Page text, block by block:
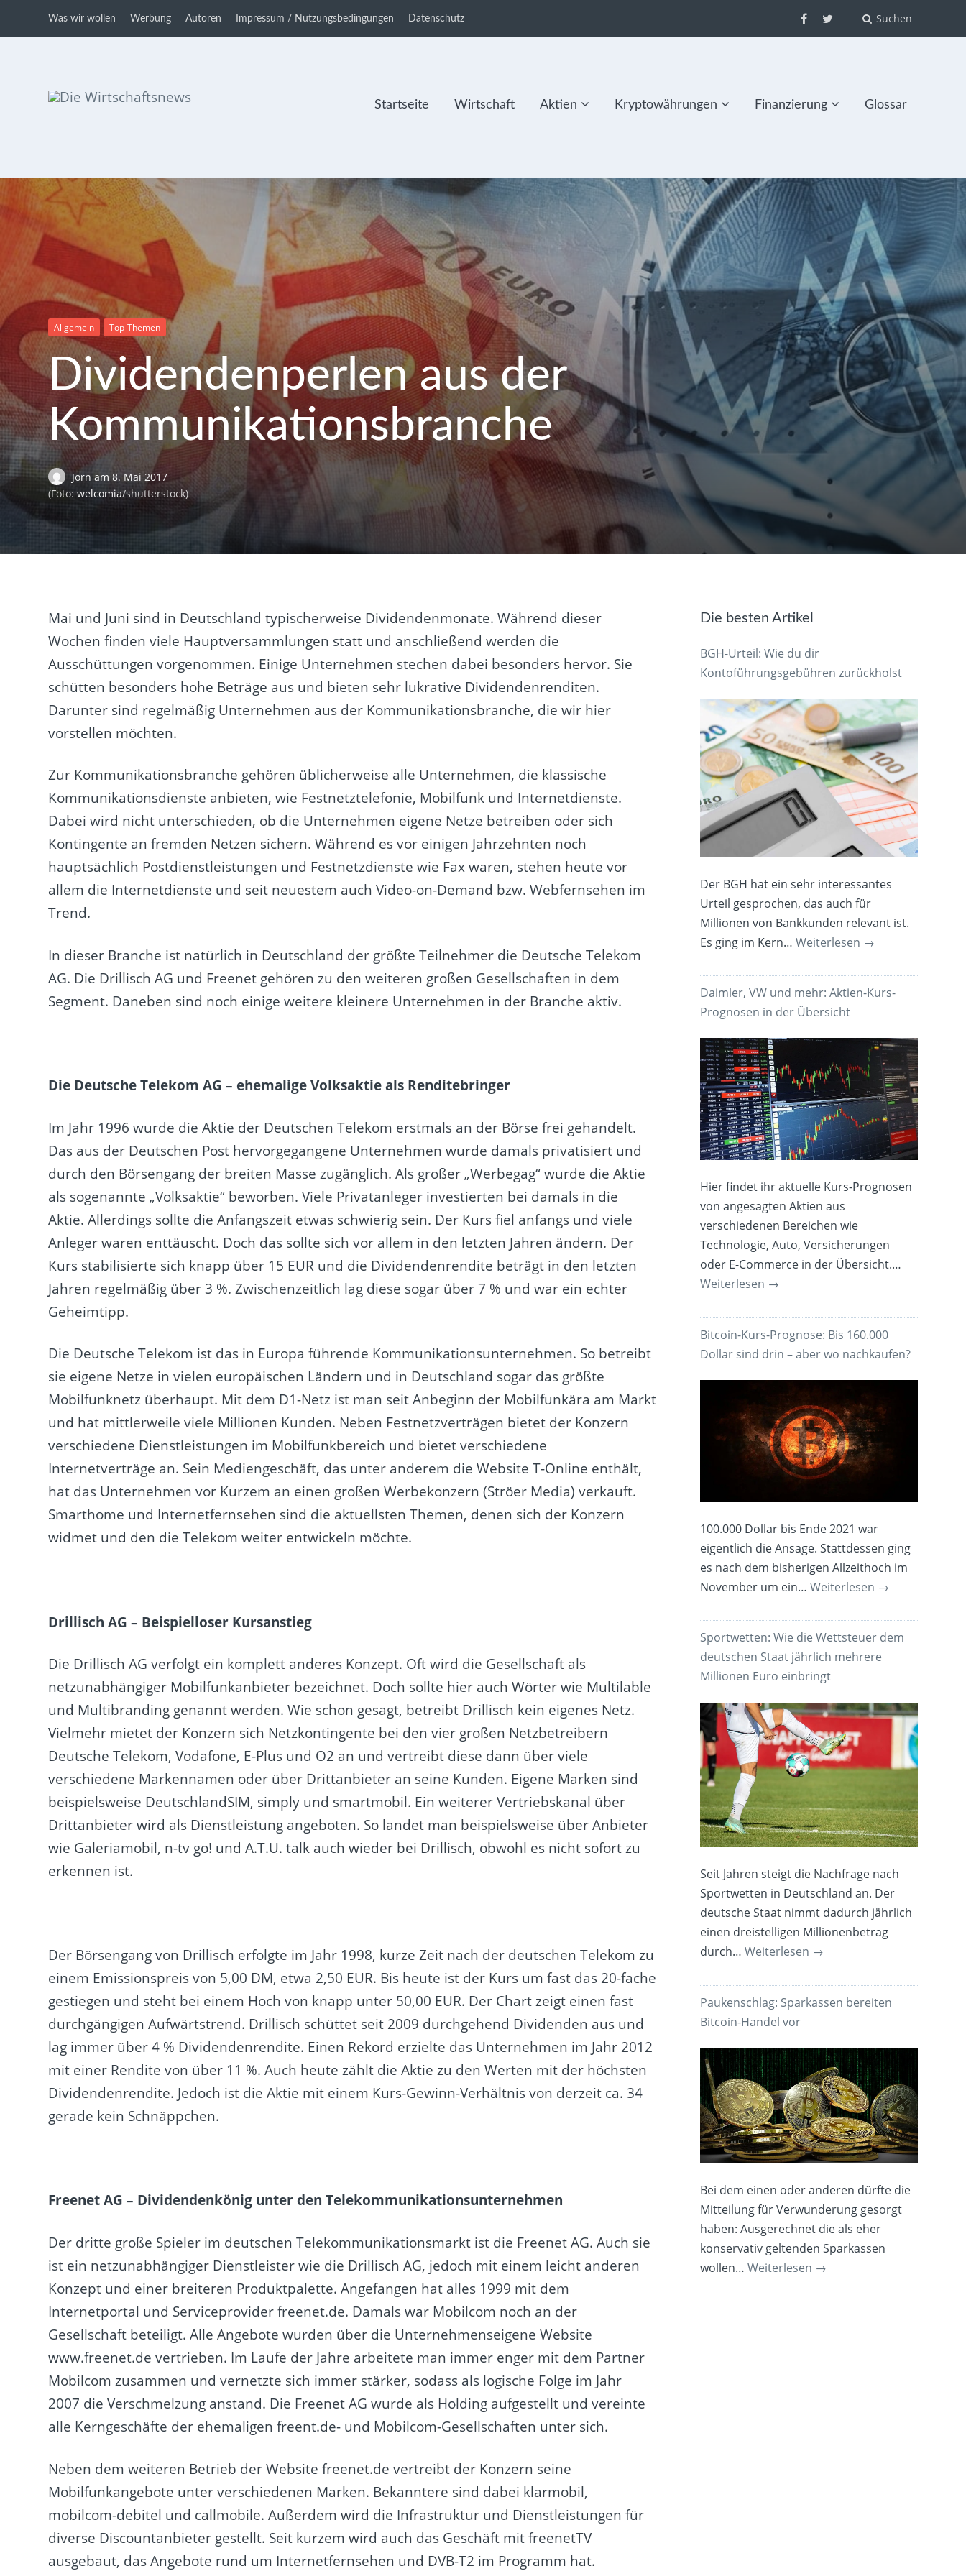
Was wir wollen Werbung Autoren Impressum / Nutzungsbedingungen Datenschutz Suchen
Startseite Wirtschaft Aktien Kryptowährungen Finanzierung Glossar
Allgemein Top-Themen
Dividendenperlen aus der
Kommunikationsbranche
Jörnam 8. Mai 2017
(Foto:welcomia/shutterstock)
Mai und Juni sind in Deutschland typischerweise Dividendenmonate. Während dieser
Wochen finden viele Hauptversammlungen statt und anschließend werden die
Ausschüttungen vorgenommen. Einige Unternehmen stechen dabei besonders hervor. Sie
schütten besonders hohe Beträge aus und bieten sehr lukrative Dividendenrenditen.
Darunter sind regelmäßig Unternehmen aus der Kommunikationsbranche, die wir hier
vorstellen möchten.
Zur Kommunikationsbranche gehören üblicherweise alle Unternehmen, die klassische
Kommunikationsdienste anbieten, wie Festnetztelefonie, Mobilfunk und Internetdienste.
Dabei wird nicht unterschieden, ob die Unternehmen eigene Netze betreiben oder sich
Kontingente an fremden Netzen sichern. Während es vor einigen Jahrzehnten noch
hauptsächlich Postdienstleistungen und Festnetzdienste wie Fax waren, stehen heute vor
allem die Internetdienste und seit neuestem auch Video-on-Demand bzw. Webfernsehen im
Trend.
In dieser Branche ist natürlich in Deutschland der größte Teilnehmer die Deutsche Telekom
AG. Die Drillisch AG und Freenet gehören zu den weiteren großen Gesellschaften in dem
Segment. Daneben sind noch einige weitere kleinere Unternehmen in der Branche aktiv.
Die Deutsche Telekom AG – ehemalige Volksaktie als Renditebringer
Im Jahr 1996 wurde die Aktie der Deutschen Telekom erstmals an der Börse frei gehandelt.
Das aus der Deutschen Post hervorgegangene Unternehmen wurde damals privatisiert und
durch den Börsengang der breiten Masse zugänglich. Als großer „Werbegag“ wurde die Aktie
als sogenannte „Volksaktie“ beworben. Viele Privatanleger investierten bei damals in die
Aktie. Allerdings sollte die Anfangszeit etwas schwierig sein. Der Kurs fiel anfangs und viele
Anleger waren enttäuscht. Doch das sollte sich vor allem in den letzten Jahren ändern. Der
Kurs stabilisierte sich knapp über 15 EUR und die Dividendenrendite beträgt in den letzten
Jahren regelmäßig über 3 %. Zwischenzeitlich lag diese sogar über 7 % und war ein echter
Geheimtipp.
Die Deutsche Telekom ist das in Europa führende Kommunikationsunternehmen. So betreibt
sie eigene Netze in vielen europäischen Ländern und in Deutschland sogar das größte
Mobilfunknetz überhaupt. Mit dem D1-Netz ist man seit Anbeginn der Mobilfunkära am Markt
und hat mittlerweile viele Millionen Kunden. Neben Festnetzverträgen bietet der Konzern
verschiedene Dienstleistungen im Mobilfunkbereich und bietet verschiedene
Internetverträge an. Sein Mediengeschäft, das unter anderem die Website T-Online enthält,
hat das Unternehmen vor Kurzem an einen großen Werbekonzern (Ströer Media) verkauft.
Smarthome und Internetfernsehen sind die aktuellsten Themen, denen sich der Konzern
widmet und den die Telekom weiter entwickeln möchte.
Drillisch AG – Beispielloser Kursanstieg
Die Drillisch AG verfolgt ein komplett anderes Konzept. Oft wird die Gesellschaft als
netzunabhängiger Mobilfunkanbieter bezeichnet. Doch sollte hier auch Wörter wie Multilable
und Multibranding genannt werden. Wie schon gesagt, betreibt Drillisch kein eigenes Netz.
Vielmehr mietet der Konzern sich Netzkontingente bei den vier großen Netzbetreibern
Deutsche Telekom, Vodafone, E-Plus und O2 an und vertreibt diese dann über viele
verschiedene Markennamen oder über Drittanbieter an seine Kunden. Eigene Marken sind
beispielsweise DeutschlandSIM, simply und smartmobil. Ein weiterer Vertriebskanal über
Drittanbieter wird als Dienstleistung angeboten. So landet man beispielsweise über Anbieter
wie Galeriamobil, n-tv go! und A.T.U. talk auch wieder bei Drillisch, obwohl es nicht sofort zu
erkennen ist.
Der Börsengang von Drillisch erfolgte im Jahr 1998, kurze Zeit nach der deutschen Telekom zu
einem Emissionspreis von 5,00 DM, etwa 2,50 EUR. Bis heute ist der Kurs um fast das 20-fache
gestiegen und steht bei einem Hoch von knapp unter 50,00 EUR. Der Chart zeigt einen fast
durchgängigen Aufwärtstrend. Drillisch schüttet seit 2009 durchgehend Dividenden aus und
lag immer über 4 % Dividendenrendite. Einen Rekord erzielte das Unternehmen im Jahr 2012
mit einer Rendite von über 11 %. Auch heute zählt die Aktie zu den Werten mit der höchsten
Dividendenrendite. Jedoch ist die Aktie mit einem Kurs-Gewinn-Verhältnis von derzeit ca. 34
gerade kein Schnäppchen.
Freenet AG – Dividendenkönig unter den Telekommunikationsunternehmen
Der dritte große Spieler im deutschen Telekommunikationsmarkt ist die Freenet AG. Auch sie
ist ein netzunabhängiger Dienstleister wie die Drillisch AG, jedoch mit einem leicht anderen
Konzept und einer breiteren Produktpalette. Angefangen hat alles 1999 mit dem
Internetportal und Serviceprovider freenet.de. Damals war Mobilcom noch an der
Gesellschaft beteiligt. Alle Angebote wurden über die Unternehmenseigene Website
www.freenet.de vertrieben. Im Laufe der Jahre arbeitete man immer enger mit dem Partner
Mobilcom zusammen und vernetzte sich immer stärker, sodass als logische Folge im Jahr
2007 die Verschmelzung anstand. Die Freenet AG wurde als Holding aufgestellt und vereinte
alle Kerngeschäfte der ehemaligen freent.de- und Mobilcom-Gesellschaften unter sich.
Neben dem weiteren Betrieb der Website freenet.de vertreibt der Konzern seine
Mobilfunkangebote unter verschiedenen Marken. Bekanntere sind dabei klarmobil,
mobilcom-debitel und callmobile. Außerdem wird die Infrastruktur und Dienstleistungen für
diverse Discountanbieter gestellt. Seit kurzem wird auch das Geschäft mit freenetTV
ausgebaut, das Angebote rund um Internetfernsehen und DVB-T2 im Programm hat.
Die besten Artikel
BGH-Urteil: Wie du dir
Kontoführungsgebühren zurückholst
Der BGH hat ein sehr interessantes
Urteil gesprochen, das auch für
Millionen von Bankkunden relevant ist.
Es ging im Kern…Weiterlesen →
Daimler, VW und mehr: Aktien-Kurs-
Prognosen in der Übersicht
Hier findet ihr aktuelle Kurs-Prognosen
von angesagten Aktien aus
verschiedenen Bereichen wie
Technologie, Auto, Versicherungen
oder E-Commerce in der Übersicht.…
Weiterlesen →
Bitcoin-Kurs-Prognose: Bis 160.000
Dollar sind drin – aber wo nachkaufen?
100.000 Dollar bis Ende 2021 war
eigentlich die Ansage. Stattdessen ging
es nach dem bisherigen Allzeithoch im
November um ein…Weiterlesen →
Sportwetten: Wie die Wettsteuer dem
deutschen Staat jährlich mehrere
Millionen Euro einbringt
Seit Jahren steigt die Nachfrage nach
Sportwetten in Deutschland an. Der
deutsche Staat nimmt dadurch jährlich
einen dreistelligen Millionenbetrag
durch…Weiterlesen →
Paukenschlag: Sparkassen bereiten
Bitcoin-Handel vor
Bei dem einen oder anderen dürfte die
Mitteilung für Verwunderung gesorgt
haben: Ausgerechnet die als eher
konservativ geltenden Sparkassen
wollen…Weiterlesen →